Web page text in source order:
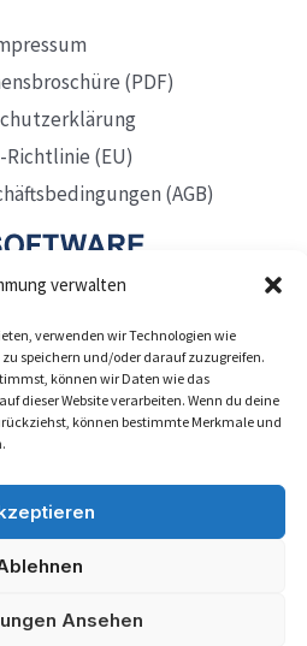
verwalten
verwenden wir Technologien wie
speichern und/oder darauf zuzugreifen.
können wir Daten wie das
dieser Website verarbeiten. Wenn du deine
können bestimmte Merkmale und
Ansehen
(PDF)
Richtlinie (EU)
(AGB)
in Düsseldorf